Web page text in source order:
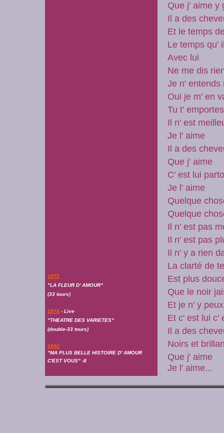
1972
"LA FLEUR D' AMOUR"
(33 tours)
1974 - Live
"THEATRE DES VARIETES"
(double-33 tours)
1992
"MA PLUS BELLE HISTOIRE D' AMOUR
C'EST VOUS" -8
Que j' aime y
Il a des
Et le temps
Le temps qu'
Avec lui
Ne me dis
Je n'
Oui je m' en
Tu t'
Il n' est
Je l' aime
Il a des
Que j' aime
C' est lui
Je l' aime
Quelque
Quelque
Il n' est pas
Il n' est pas
Il n' y a rien
La clarté de
Est plus
Que le noir
Et je n' y
Et c' est lui c'
Il a des
Noirs et
Que j' aime
Je l' aime...